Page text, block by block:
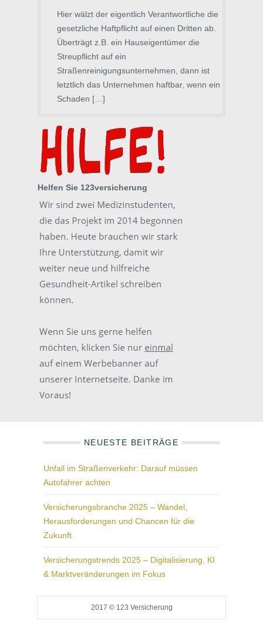
Hier wälzt der eigentlich Verantwortliche die
gesetzliche Haftpflicht auf einen Dritten ab.
Überträgt z.B. ein Hauseigentümer die
Streupflicht auf ein
Straßenreinigungsunternehmen, dann ist
letztlich das Unternehmen haftbar, wenn ein
Schaden […]
Helfen Sie 123versicherung
NEUESTE BEITRÄGE
Unfall im Straßenverkehr: Darauf müssen
Autofahrer achten
Versicherungsbranche 2025 – Wandel,
Herausforderungen und Chancen für die
Zukunft
Versicherungstrends 2025 – Digitalisierung, KI
& Marktveränderungen im Fokus
2017 © 123 Versicherung